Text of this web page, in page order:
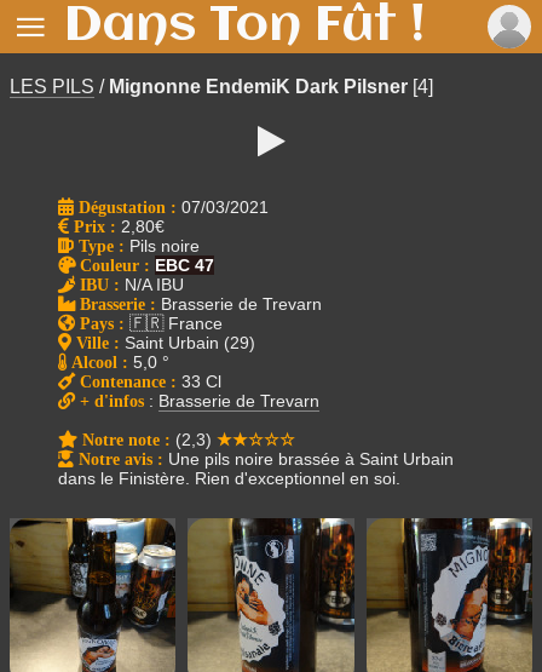
 Dans Ton Fût !
LES PILS / Mignonne EndemiK Dark Pilsner [4]

Dégustation : 07/03/2021
Prix : 2,80€
Type : Pils noire
Couleur : EBC 47
IBU : N/A IBU
Brasserie : Brasserie de Trevarn
Pays : 🇫🇷 France
Ville : Saint Urbain (29)
Alcool : 5,0 °
Contenance : 33 Cl
+ d'infos : Brasserie de Trevarn
Notre note : (2,3) ★★☆☆☆
Notre avis : Une pils noire brassée à Saint Urbain
dans le Finistère. Rien d'exceptionnel en soi.